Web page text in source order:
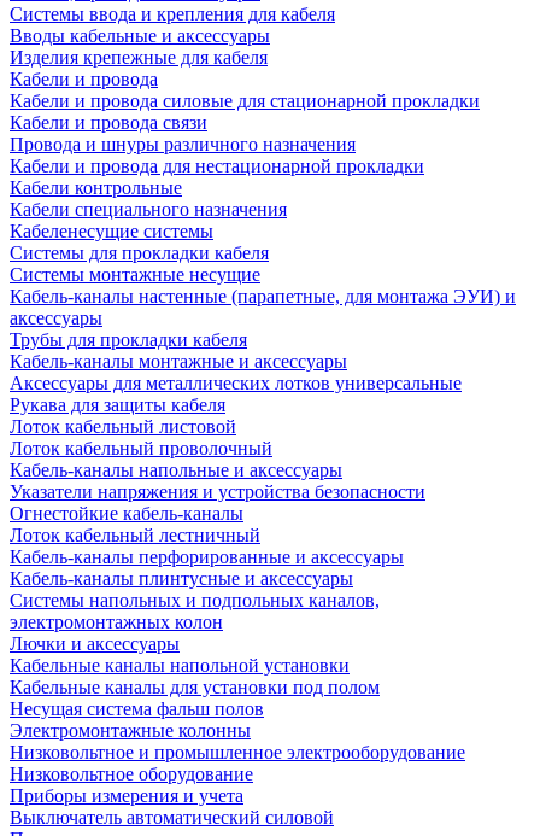
Системы ввода и крепления для кабеля
Вводы кабельные и аксессуары
Изделия крепежные для кабеля
Кабели и провода
Кабели и провода силовые для стационарной прокладки
Кабели и провода связи
Провода и шнуры различного назначения
Кабели и провода для нестационарной прокладки
Кабели контрольные
Кабели специального назначения
Кабеленесущие системы
Системы для прокладки кабеля
Системы монтажные несущие
Кабель-каналы настенные (парапетные, для монтажа ЭУИ) и
аксессуары
Трубы для прокладки кабеля
Кабель-каналы монтажные и аксессуары
Аксессуары для металлических лотков универсальные
Рукава для защиты кабеля
Лоток кабельный листовой
Лоток кабельный проволочный
Кабель-каналы напольные и аксессуары
Указатели напряжения и устройства безопасности
Огнестойкие кабель-каналы
Лоток кабельный лестничный
Кабель-каналы перфорированные и аксессуары
Кабель-каналы плинтусные и аксессуары
Системы напольных и подпольных каналов,
электромонтажных колон
Лючки и аксессуары
Кабельные каналы напольной установки
Кабельные каналы для установки под полом
Несущая система фальш полов
Электромонтажные колонны
Низковольтное и промышленное электрооборудование
Низковольтное оборудование
Приборы измерения и учета
Выключатель автоматический силовой